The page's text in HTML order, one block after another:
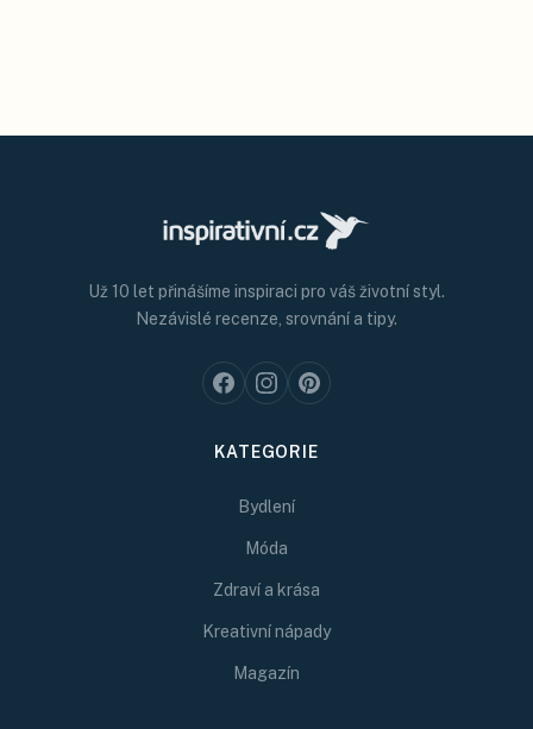
Už 10 let přinášíme inspiraci pro váš životní styl.
Nezávislé recenze, srovnání a tipy.
KATEGORIE
Bydlení
Móda
Zdraví a krása
Kreativní nápady
Magazín